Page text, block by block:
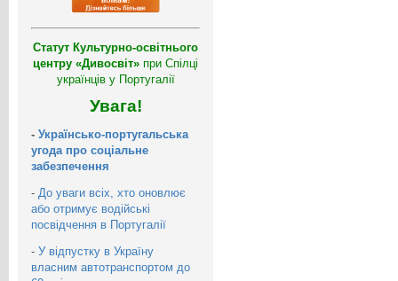
Статут Культурно-освітнього
центру «Дивосвіт» при Спілці
українців у Португалії
Увага!
- Українсько-португальська
угода про соціальне
забезпечення
- До уваги всіх, хто оновлює
або отримує водійські
посвідчення в Португалії
- У відпустку в Україну
власним автотранспортом до